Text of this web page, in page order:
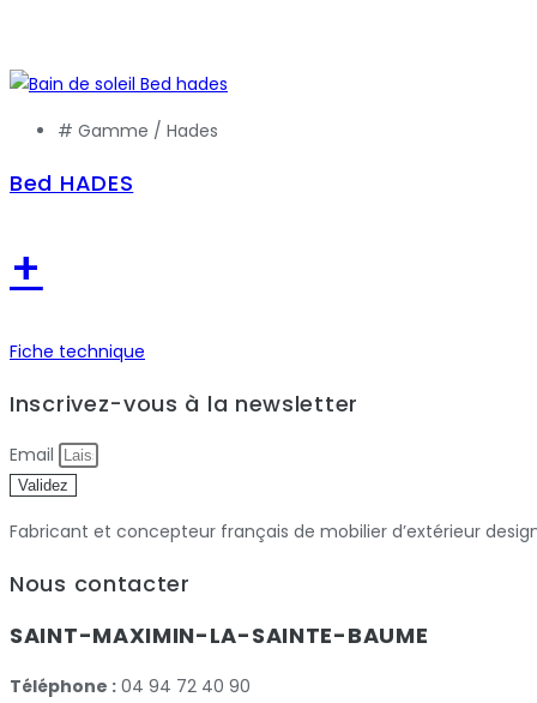
# Gamme / Hades
Bed HADES
+
Fiche technique
Inscrivez-vous à la newsletter
Email
Validez
Fabricant et concepteur français de mobilier d’extérieur
Nous contacter
SAINT-MAXIMIN-LA-SAINTE-BAUME
Téléphone : 04 94 72 40 90